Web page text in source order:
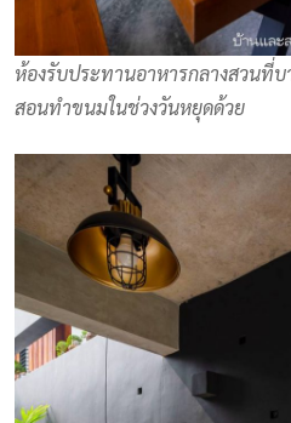
ห้องรับประทานอาหารกลางสวนที่บ
สอนทำขนมในช่วงวันหยุดด้วย